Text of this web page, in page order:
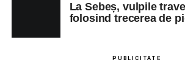
La Sebeș, vulpile
folosind trecerea de
PUBLICITATE